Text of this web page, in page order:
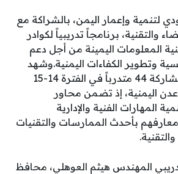
لتنمية وإعمار اليمن، بالشراكة مع
والتقنية، برنامجاً تدريبياً لكوادر
المعلومات اليمينة من أجل دعم
وتطوير الكفاءات اليمنية.وشهد
البرنامج التدريبي مشاركة 44 متدرباً في الفترة 14-15
اليمنية، إذ تضمن محاور
الفنية والإدارية
معارفهم بأحدث الممارسات والتقنيات
المهندس هيثم العوهلي، محافظ